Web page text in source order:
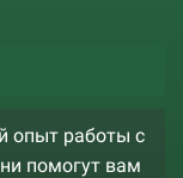
опыт работы с
помогут вам